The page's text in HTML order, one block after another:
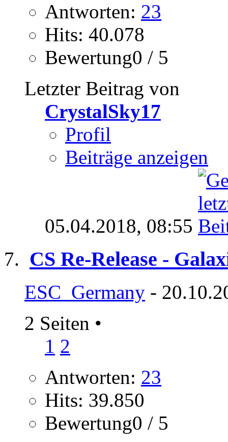
Antworten: 23
Hits: 40.078
Bewertung0 / 5
Letzter Beitrag von
CrystalSky17
Profil
Beiträge anzeigen
05.04.2018, 08:55
CS Re-Release -
ESC_Germany -
2 Seiten •
1 2
Antworten: 23
Hits: 39.850
Bewertung0 / 5